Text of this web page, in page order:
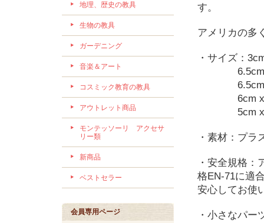
地理、歴史の教具
生物の教具
ガーデニング
音楽＆アート
コスミック教育の教具
アウトレット商品
モンテッソーリ アクセサ
リー類
新商品
ベストセラー
会員専用ページ
す。
アメリカの多
・サイズ：
6.5cm x
6.5cm x
6cm x 3cm
5cm x
・素材：プラ
・安全規格：
格EN-71に適
安心してお使
・小さなパ